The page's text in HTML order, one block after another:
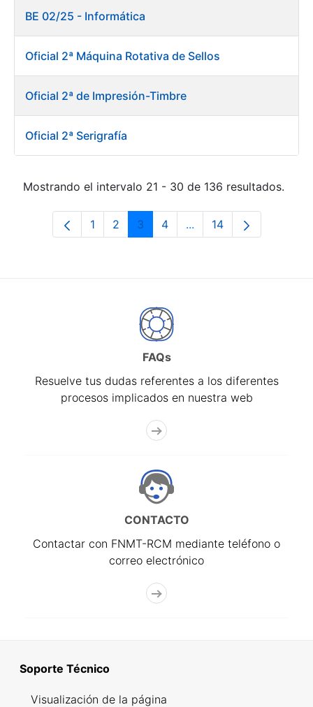
BE 02/25 - Informática
Oficial 2ª Máquina Rotativa de Sellos
Oficial 2ª de Impresión-Timbre
Oficial 2ª Serigrafía
Mostrando el intervalo 21 - 30 de 136 resultados.
Página
1 Página
2 Página
3 Página
4 ...Páginas intermedias
Página
14
FAQs
Resuelve tus dudas referentes a los diferentes
procesos implicados en nuestra web
CONTACTO
Contactar con FNMT-RCM mediante teléfono o
correo electrónico
Soporte Técnico
Visualización de la página